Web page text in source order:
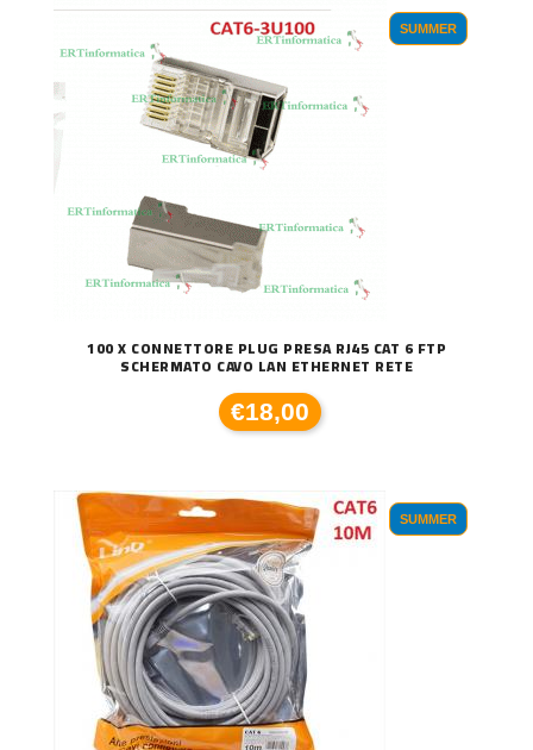
SUMMER
100 X CONNETTORE PLUG PRESA RJ45 CAT 6 FTP
SCHERMATO CAVO LAN ETHERNET RETE
€18,00
SUMMER